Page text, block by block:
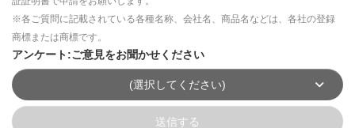
※各ご質問に記載されている各種名称、会社名、商品名などは、各社の登録
商標または商標です。
アンケート:ご意見をお聞かせください
(選択してください)
送信する